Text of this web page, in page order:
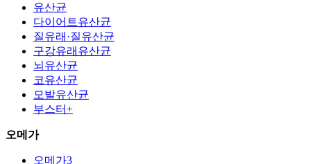
유산균
다이어트유산균
질유래·질유산균
구강유래유산균
뇌유산균
코유산균
모발유산균
부스터+
오메가
오메가3